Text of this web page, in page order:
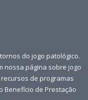
do jogo patológico.
nossa página sobre jogo
de programas
Benefício de Prestação